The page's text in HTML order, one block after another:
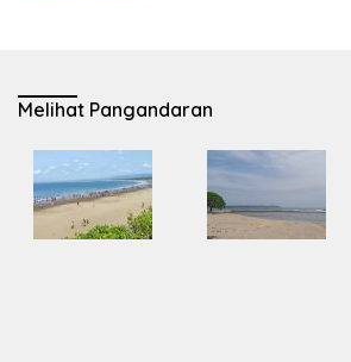
Melihat Pangandaran